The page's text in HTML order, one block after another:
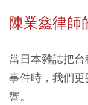
陳業鑫律師
當日本雜誌把
事件時，我們
響。